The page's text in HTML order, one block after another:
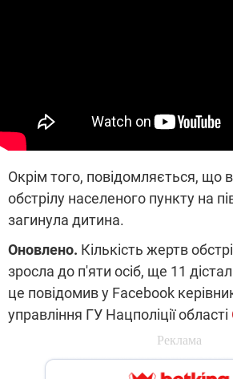
Окрім того, повідомляється, що
обстрілу населеного пункту на
загинула дитина.
Оновлено. Кількість жертв
зросла до п'яти осіб, ще 11
це повідомив у Facebook
управління ГУ Нацполіції області